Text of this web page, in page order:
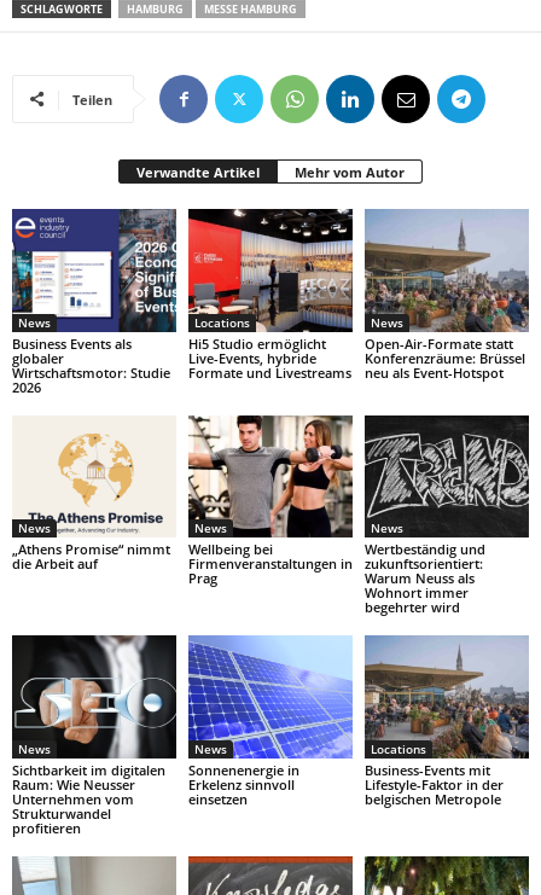
SCHLAGWORTE HAMBURG MESSE HAMBURG
Teilen
Verwandte Artikel Mehr vom Autor
News
Business Events als
globaler
Wirtschaftsmotor: Studie
2026
Locations
Hi5 Studio ermöglicht
Live-Events, hybride
Formate und Livestreams
News
Open-Air-Formate statt
Konferenzräume: Brüssel
neu als Event-Hotspot
News
„Athens Promise“ nimmt
die Arbeit auf
News
Wellbeing bei
Firmenveranstaltungen in
Prag
News
Wertbeständig und
zukunftsorientiert:
Warum Neuss als
Wohnort immer
begehrter wird
News
Sichtbarkeit im digitalen
Raum: Wie Neusser
Unternehmen vom
Strukturwandel
profitieren
News
Sonnenenergie in
Erkelenz sinnvoll
einsetzen
Locations
Business-Events mit
Lifestyle-Faktor in der
belgischen Metropole